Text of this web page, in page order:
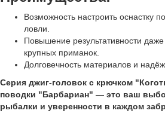
Возможность настроить оснастку
ловли.
Повышение результативности
крупных приманок.
Долговечность материалов и
Серия джиг-головок с крючком
поводки "Барбариан" — это ваш
рыбалки и уверенности в каждом